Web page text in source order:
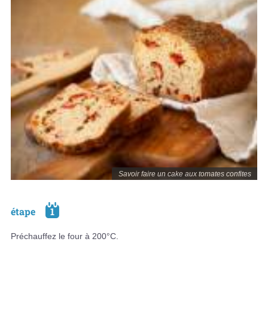
Savoir faire un cake aux tomates confites
étape 1
Préchauffez le four à 200°C.